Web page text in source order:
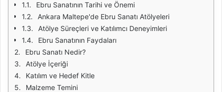
Ebru Sanatının Tarihi ve Önemi
Ankara Maltepe'de Ebru Sanatı Atölyeleri
Atölye Süreçleri ve Katılımcı Deneyimleri
Ebru Sanatının Faydaları
Ebru Sanatı Nedir?
Atölye İçeriği
Katılım ve Hedef Kitle
Malzeme Temini